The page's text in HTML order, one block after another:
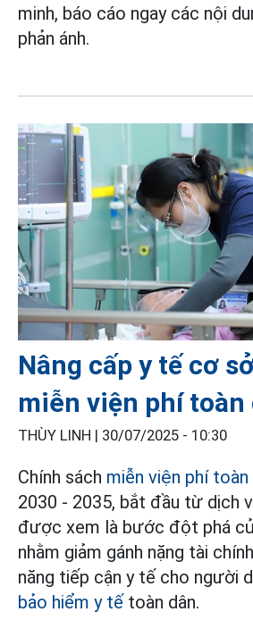
minh, báo cáo ngay các nội
phản ánh.
Nâng cấp y tế cơ
miễn viện phí toàn
THÙY LINH | 30/07/2025 - 10:30
Chính sách miễn viện phí toàn
2030 - 2035, bắt đầu từ dịch
được xem là bước đột phá
nhằm giảm gánh nặng tài
năng tiếp cận y tế cho người
bảo hiểm y tế toàn dân.